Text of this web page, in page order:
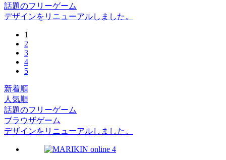
話題のフリーゲーム
デザインをリニューアルしました。
1
2
3
4
5
新着順
人気順
話題のフリーゲーム
ブラウザゲーム
デザインをリニューアルしました。